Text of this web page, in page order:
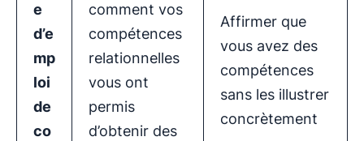
e
d’e
mp
loi
de
co
comment vos
compétences
relationnelles
vous ont
permis
d’obtenir des
Affirmer que
vous avez des
compétences
sans les illustrer
concrètement